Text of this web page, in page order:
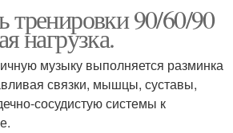
тренировки 90/60/90
нагрузка.
музыку выполняется разминка
связки, мышцы, суставы,
сосудистую системы к